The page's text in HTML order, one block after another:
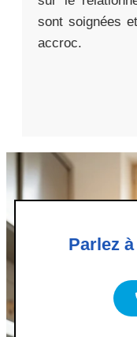
sont soignées
accroc.
Parlez